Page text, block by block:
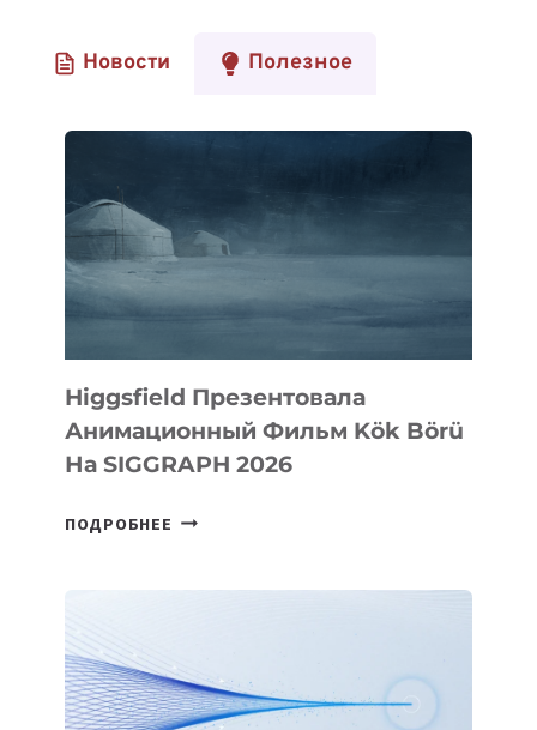
Новости Полезное
Higgsfield Презентовала
Анимационный Фильм Kök Börü
На SIGGRAPH 2026
ПОДРОБНЕЕ HIGGSFIELD
НА